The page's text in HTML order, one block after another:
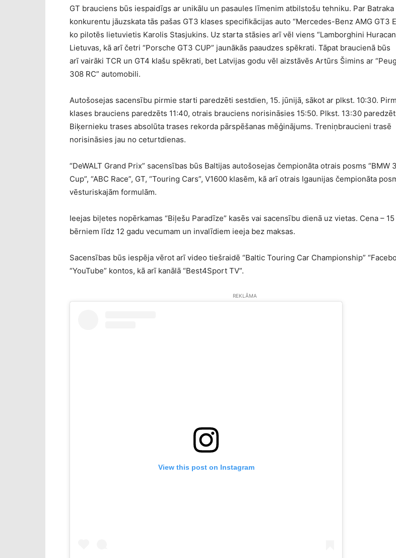
GT brauciens būs iespaidīgs ar unikālu un pasaules līmenim atbilstošu tehniku. Par Batraka
konkurentu jāuzskata tās pašas GT3 klases specifikācijas auto “Mercedes-Benz AMG GT3
ko pilotēs lietuvietis Karolis Stasjukins. Uz starta stāsies arī vēl viens “Lamborghini
Lietuvas, kā arī četri “Porsche GT3 CUP” jaunākās paaudzes spēkrati. Tāpat braucienā būs
arī vairāki TCR un GT4 klašu spēkrati, bet Latvijas godu vēl aizstāvēs Artūrs Šimins ar
308 RC” automobili.
Autošosejas sacensību pirmie starti paredzēti sestdien, 15. jūnijā, sākot ar plkst. 10:30.
klases brauciens paredzēts 11:40, otrais brauciens norisināsies 15:50. Plkst. 13:30
Biķernieku trases absolūta trases rekorda pārspēšanas mēģinājums. Treniņbraucieni trasē
norisināsies jau no ceturtdienas.
“DeWALT Grand Prix” sacensības būs Baltijas autošosejas čempionāta otrais posms “BMW
Cup”, “ABC Race”, GT, “Touring Cars”, V1600 klasēm, kā arī otrais Igaunijas čempionāta
vēsturiskajām formulām.
Ieejas biļetes nopērkamas “Biļešu Paradīze” kasēs vai sacensību dienā uz vietas. Cena – 15
bērniem līdz 12 gadu vecumam un invalīdiem ieeja bez maksas.
Sacensības būs iespēja vērot arī video tiešraidē “Baltic Touring Car Championship”
“YouTube” kontos, kā arī kanālā “Best4Sport TV”.
REKLĀMA
View this post on Instagram